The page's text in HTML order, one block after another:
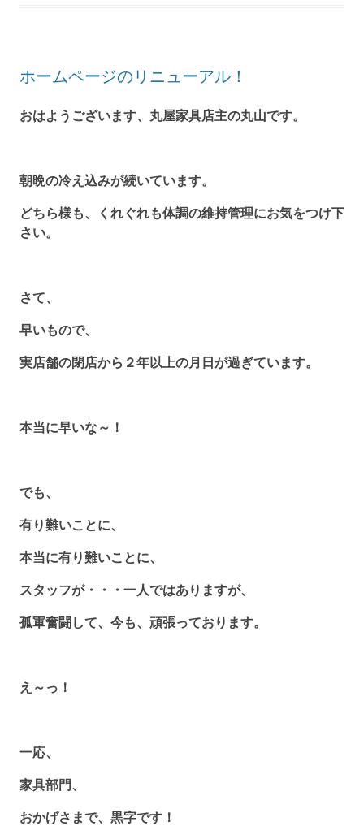
ホームページのリニューアル！
おはようございます、丸屋家具店主の丸山です。
朝晩の冷え込みが続いています。
どちら様も、くれぐれも体調の維持管理にお気をつけ下
さい。
さて、
早いもので、
実店舗の閉店から２年以上の月日が過ぎています。
本当に早いな～！
でも、
有り難いことに、
本当に有り難いことに、
スタッフが・・・一人ではありますが、
孤軍奮闘して、今も、頑張っております。
え～っ！
一応、
家具部門、
おかげさまで、黒字です！